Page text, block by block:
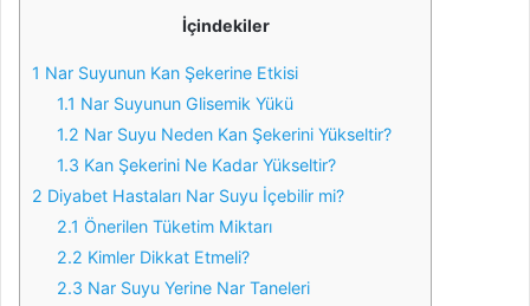
İçindekiler
1 Nar Suyunun Kan Şekerine Etkisi
1.1 Nar Suyunun Glisemik Yükü
1.2 Nar Suyu Neden Kan Şekerini Yükseltir?
1.3 Kan Şekerini Ne Kadar Yükseltir?
2 Diyabet Hastaları Nar Suyu İçebilir mi?
2.1 Önerilen Tüketim Miktarı
2.2 Kimler Dikkat Etmeli?
2.3 Nar Suyu Yerine Nar Taneleri